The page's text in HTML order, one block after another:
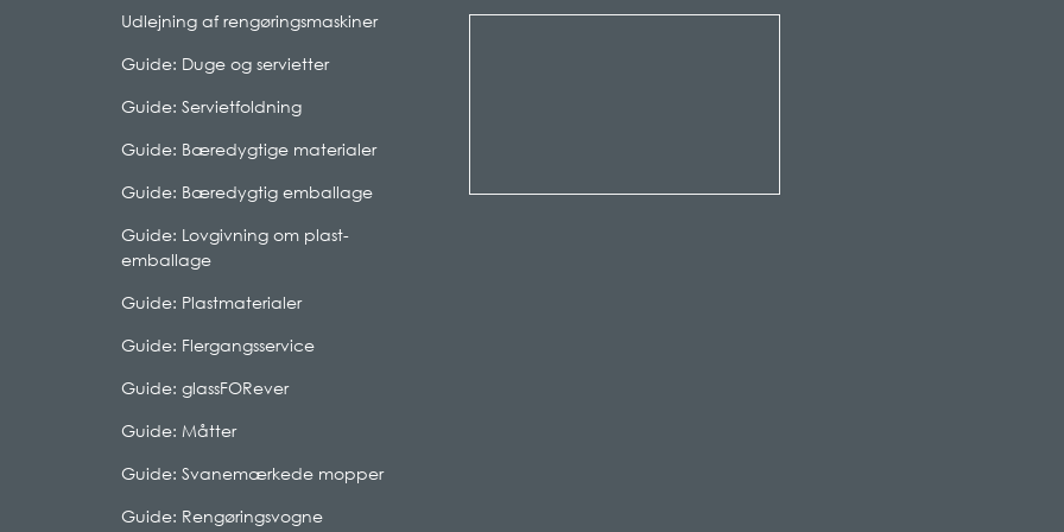
Udlejning af rengøringsmaskiner
Guide: Duge og servietter
Guide: Servietfoldning
Guide: Bæredygtige materialer
Guide: Bæredygtig emballage
Guide: Lovgivning om plast-
emballage
Guide: Plastmaterialer
Guide: Flergangsservice
Guide: glassFORever
Guide: Måtter
Guide: Svanemærkede mopper
Guide: Rengøringsvogne